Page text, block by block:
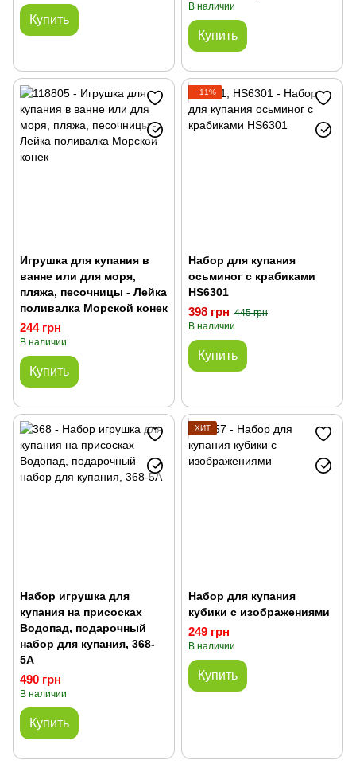
Купить
В наличии
Купить
Игрушка для купания в
ванне или для моря,
пляжа, песочницы - Лейка
поливалка Морской конек
244 грн
В наличии
Купить
−11%
Набор для купания
осьминог с крабиками
HS6301
398 грн 445 грн
В наличии
Купить
Набор игрушка для
купания на присосках
Водопад, подарочный
набор для купания, 368-
5A
490 грн
В наличии
Купить
ХИТ
Набор для купания
кубики с изображениями
249 грн
В наличии
Купить